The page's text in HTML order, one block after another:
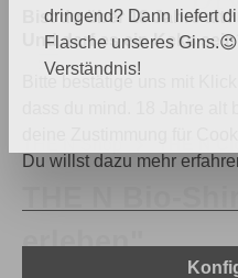
erleben"
Bist du über 18 Jahre alt?
Und darf es ein Keks
Du willst dazu mehr
dringend? Dann liefert
Flasche unseres
Verständnis!